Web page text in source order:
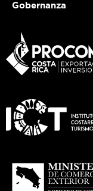
Gobernanza